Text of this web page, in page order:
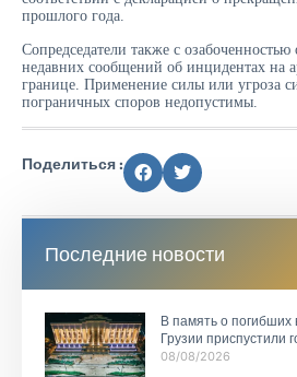
прошлого года.
Сопредседатели также с озабоченностью
недавних сообщений об инцидентах на
границе. Применение силы или угроза
пограничных споров недопустимы.
Поделиться :
Последние новости
В память о погибших
Грузии приспустили
08/08/2026